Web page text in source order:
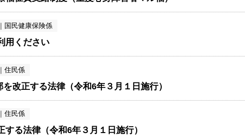
｜ 国民健康保険係
用ください
｜ 住民係
を改正する法律（令和6年３月１日施行）
住民係
する法律（令和6年３月１日施行）